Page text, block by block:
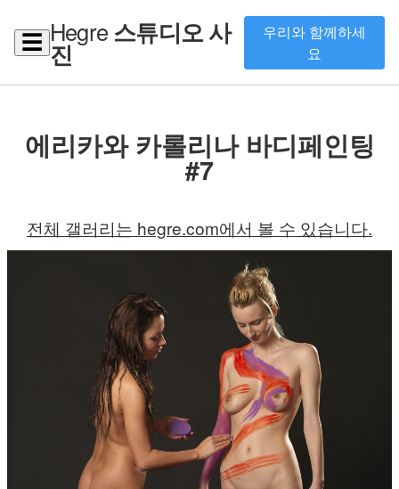
☰ Hegre스튜디오 사
진
우리와 함께하세
요
에리카와 카롤리나 바디페인팅
#7
전체 갤러리는 hegre.com에서 볼 수 있습니다.